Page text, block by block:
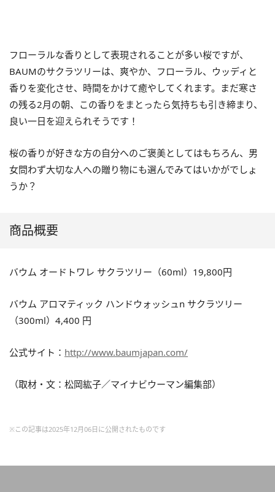
フローラルな香りとして表現されることが多い桜ですが、
BAUMのサクラツリーは、爽やか、フローラル、ウッディと
香りを変化させ、時間をかけて癒やしてくれます。まだ寒さ
の残る2月の朝、この香りをまとったら気持ちも引き締まり、
良い一日を迎えられそうです！
桜の香りが好きな方の自分へのご褒美としてはもちろん、男
女問わず大切な人への贈り物にも選んでみてはいかがでしょ
うか？
商品概要
バウム オードトワレ サクラツリー（60ml）19,800円
バウム アロマティック ハンドウォッシュn サクラツリー
（300ml）4,400 円
公式サイト： http://www.baumjapan.com/
（取材・文：松岡紘子／マイナビウーマン編集部）
※この記事は2025年12月06日に公開されたものです